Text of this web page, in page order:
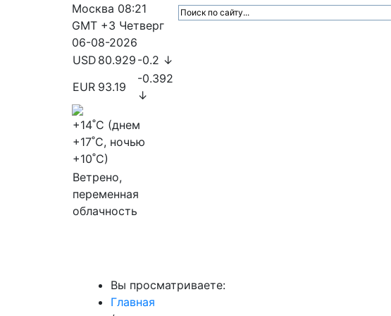
Москва 08:21
GMT +3 Четверг
06-08-2026
USD 80.929 -0.2 ↓
EUR 93.19
-0.392
↓
+14˚C (днем
+17˚C, ночью
+10˚C)
Ветрено,
переменная
облачность
Вы просматриваете:
Главная